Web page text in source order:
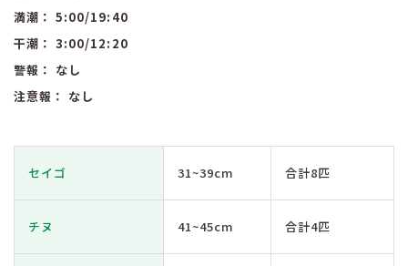
満潮：5:00/19:40
干潮：3:00/12:20
警報： なし
注意報： なし
セイゴ 31~39cm 合計8匹
チヌ 41~45cm 合計4匹